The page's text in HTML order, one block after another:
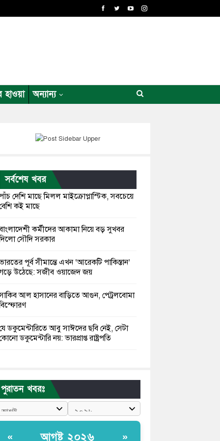
হাওয়া অন্যান্য
সর্বশেষ খবর
দেশি মাছে মিলল মাইক্রোপ্লাস্টিক, সবচেয়ে
কই মাছে
কর্মীদের আকামা নিয়ে বড় সুখবর
সৌদি সরকার
পূর্ব সীমান্তে এখন ‘আরেকটি পাকিস্তান’
উঠেছে: সজীব ওয়াজেদ জয়
আল হাসানের বাড়িতে আগুন, পেট্রলবোমা
ডকুমেন্টারিতে আবু সাঈদের ছবি নেই, সেটা
ডকুমেন্টারি নয়: ভারপ্রাপ্ত রাষ্ট্রপতি
তারেক রহমান ক্ষমতায় থাকবেন না, পতন শুরু
গেছে: পাটওয়ারী
আসিফ মাহমুদ
পুরাতন খবরঃ
« আগষ্ট ২০২৬ »